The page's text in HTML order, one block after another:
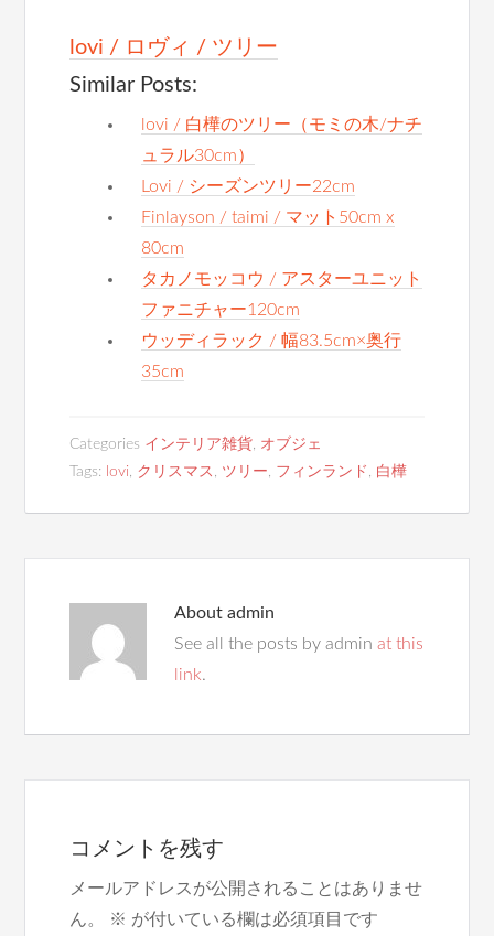
lovi / ロヴィ / ツリー
Similar Posts:
lovi / 白樺のツリー（モミの木/ナチ
ュラル30cm）
Lovi / シーズンツリー22cm
Finlayson / taimi / マット50cm x
80cm
タカノモッコウ / アスターユニット
ファニチャー120cm
ウッディラック / 幅83.5cm×奥行
35cm
Categories インテリア雑貨, オブジェ
Tags: lovi, クリスマス , ツリー, フィンランド , 白樺
About admin
See all the posts by adminat this
link.
コメントを残す
メールアドレスが公開されることはありませ
ん。
※ が付いている欄は必須項目です